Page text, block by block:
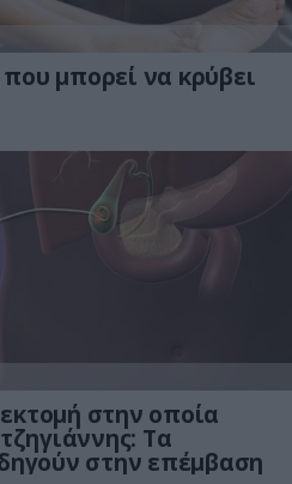
μπορεί να κρύβει
στην οποία
Tα
στην επέμβαση